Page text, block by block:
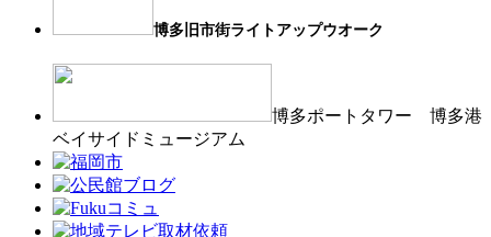
博多旧市街ライトアップウオーク
博多ポートタワー 博多港
ベイサイドミュージアム